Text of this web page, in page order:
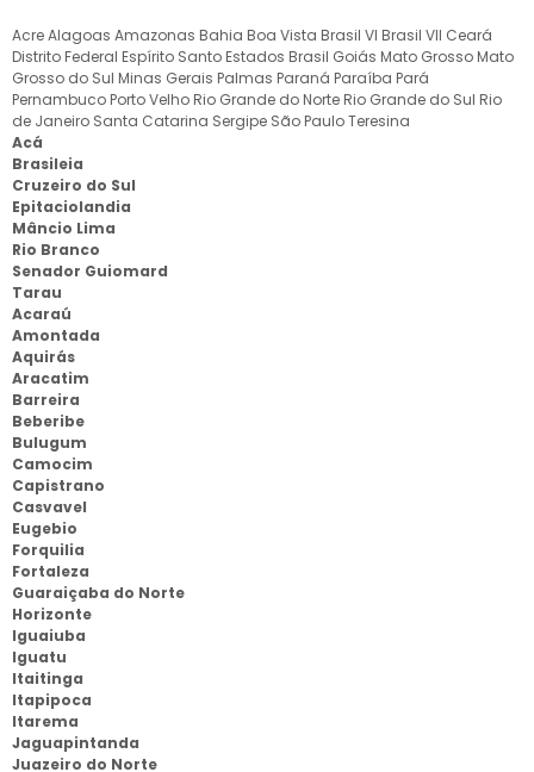
AcreAlagoas Amazonas Bahia Boa Vista Brasil VI Brasil VII Ceará
Distrito Federal Espírito Santo Estados Brasil Goiás Mato Grosso Mato
Grosso do Sul Minas Gerais Palmas Paraná Paraíba Pará
Pernambuco Porto Velho Rio Grande do Norte Rio Grande do Sul Rio
de Janeiro Santa Catarina Sergipe São PauloTeresina
Acá
Brasileia
Cruzeiro do Sul
Epitaciolandia
Mâncio Lima
Rio Branco
Senador Guiomard
Tarau
Acaraú
Amontada
Aquirás
Aracatim
Barreira
Beberibe
Bulugum
Camocim
Capistrano
Casvavel
Eugebio
Forquilia
Fortaleza
Guaraiçaba do Norte
Horizonte
Iguaiuba
Iguatu
Itaitinga
Itapipoca
Itarema
Jaguapintanda
Juazeiro do Norte